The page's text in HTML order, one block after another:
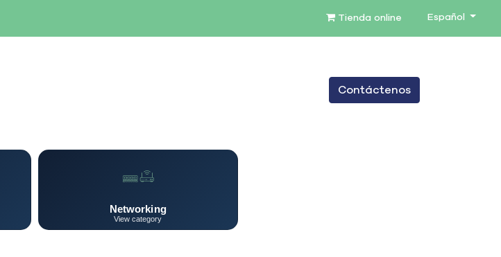
Tienda online Español
BLOG
Contáctenos
Networking
View category